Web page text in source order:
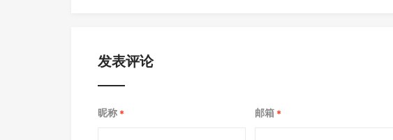
发表评论
昵称 * 邮箱 *